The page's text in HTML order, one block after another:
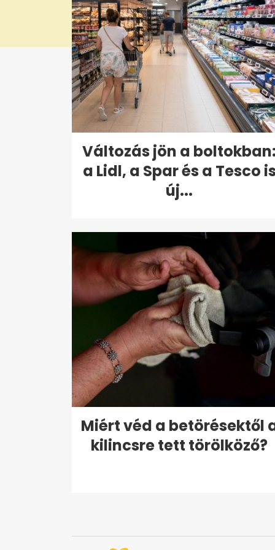
Változás jön a boltokban:
a Lidl, a Spar és a Tesco is
új...
Miért véd a betörésektől
kilincsre tett törölköző?